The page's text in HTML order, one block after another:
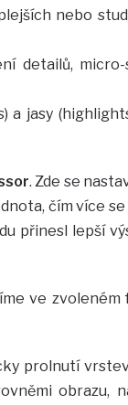
nebo
detailů,
a jasy
. Zde se
čím více
přinesl lepší
ve
prolnutí
obrazu,